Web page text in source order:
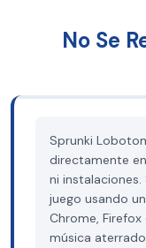
No Se
Sprunki
directamente
ni
juego usando
Chrome,
música